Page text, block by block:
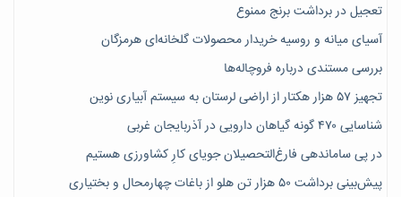
تعجیل در برداشت برنج ممنوع
آسیای میانه و روسیه خریدار محصولات گلخانه‌ای هرمزگان
بررسی مستندی درباره فروچاله‌ها
تجهیز ۵۷ هزار هکتار از اراضی لرستان به سیستم آبیاری نوین
شناسایی ۴۷٠ گونه گیاهان دارویی در آذربایجان غربی
در پی ساماندهی فارغ‌التحصیلان جویای کارِ کشاورزی هستیم
پیش‎‌بینی برداشت ۵۰ هزار تن هلو از باغات چهارمحال و بختیاری